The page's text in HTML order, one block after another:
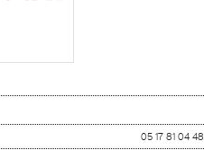
05 17 81 04 48